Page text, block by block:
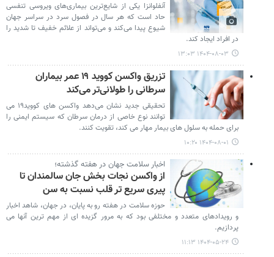
آنفلوانزا یکی از شایع‌ترین بیماری‌های ویروسی تنفسی
حاد است که هر سال در فصول سرد در سراسر جهان
شیوع پیدا می‌کند و می‌تواند از علائم خفیف تا شدید را
در افراد ایجاد کند.
۱۴۰۴-۰۸-۰۳ ۱۳:۰۳
تزریق واکسن کووید ۱۹ عمر بیماران
سرطانی را طولانی‌تر می‌کند
تحقیقی جدید نشان می‌دهد واکسن های کووید۱۹ می
توانند نوع خاصی از درمان سرطان که سیستم ایمنی را
برای حمله به سلول های بیمار مهار می کند، تقویت کنند.
۱۴۰۴-۰۸-۰۱ ۱۰:۲۰
اخبار سلامت جهان در هفته گذشته؛
از واکسن نجات بخش جان سالمندان تا
پیری سریع تر قلب نسبت به سن
حوزه سلامت در هفته رو به پایان، در جهان، شاهد اخبار
و رویدادهای متعدد و مختلفی بود که به مرور گزیده ای از مهم ترین آنها می
پردازیم.
۱۴۰۴-۰۵-۲۴ ۱۱:۱۳